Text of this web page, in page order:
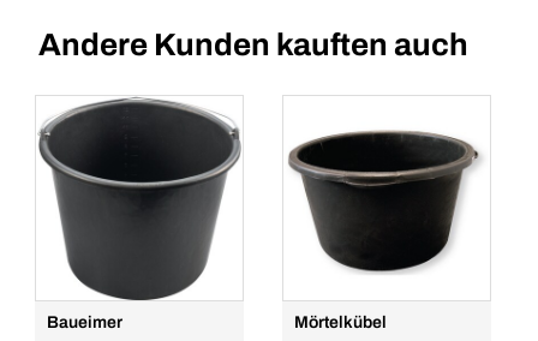
Andere Kunden kauften auch
Baueimer Mörtelkübel